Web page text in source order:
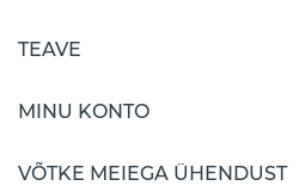
TEAVE
MINU KONTO
VÕTKE MEIEGA ÜHENDUST